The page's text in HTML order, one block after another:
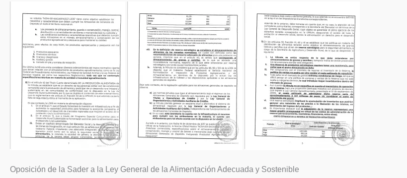
Oposición de la Sader a la Ley General de la Alimentación Adecuada y Sostenible